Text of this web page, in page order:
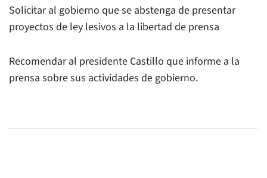
Solicitar al gobierno que se abstenga de presentar
proyectos de ley lesivos a la libertad de prensa
Recomendar al presidente Castillo que informe a la
prensa sobre sus actividades de gobierno.